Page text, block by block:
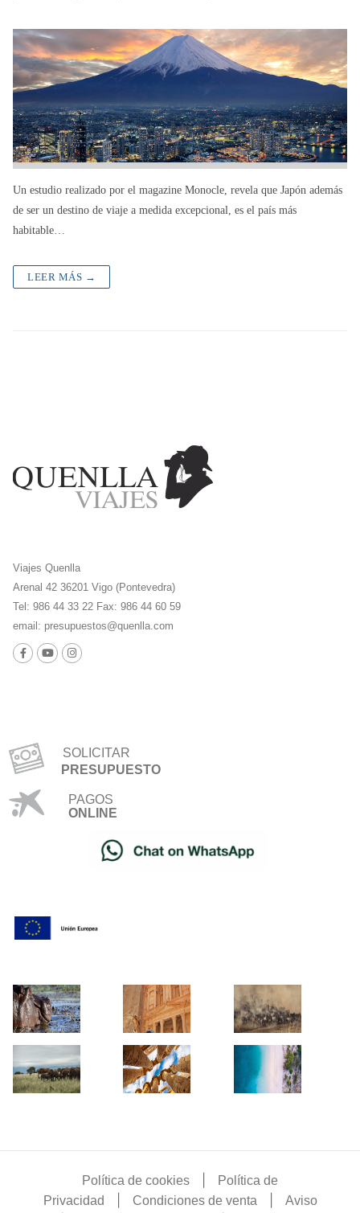
Un estudio realizado por el magazine Monocle, revela que Japón además
de ser un destino de viaje a medida excepcional, es el país más
habitable…
LEER MÁS →
Viajes Quenlla
Arenal 42 36201 Vigo (Pontevedra)
Tel: 986 44 33 22 Fax: 986 44 60 59
email: presupuestos@quenlla.com
SOLICITAR
PRESUPUESTO
PAGOS
ONLINE
Política de cookies
Política de
Privacidad
Condiciones de venta| Aviso